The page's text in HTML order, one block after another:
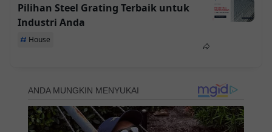
Pilihan Steel Grating Terbaik untuk
Industri Anda
House